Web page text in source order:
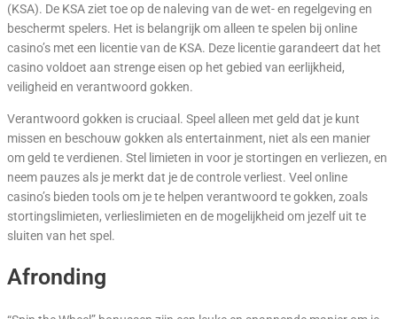
(KSA). De KSA ziet toe op de naleving van de wet- en regelgeving en
beschermt spelers. Het is belangrijk om alleen te spelen bij online
casino’s met een licentie van de KSA. Deze licentie garandeert dat het
casino voldoet aan strenge eisen op het gebied van eerlijkheid,
veiligheid en verantwoord gokken.
Verantwoord gokken is cruciaal. Speel alleen met geld dat je kunt
missen en beschouw gokken als entertainment, niet als een manier
om geld te verdienen. Stel limieten in voor je stortingen en verliezen, en
neem pauzes als je merkt dat je de controle verliest. Veel online
casino’s bieden tools om je te helpen verantwoord te gokken, zoals
stortingslimieten, verlieslimieten en de mogelijkheid om jezelf uit te
sluiten van het spel.
Afronding